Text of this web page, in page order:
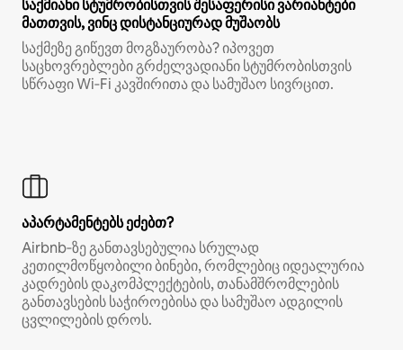
საქმიანი სტუმრობისთვის შესაფერისი ვარიანტები
მათთვის, ვინც დისტანციურად მუშაობს
საქმეზე გიწევთ მოგზაურობა? იპოვეთ
საცხოვრებლები გრძელვადიანი სტუმრობისთვის
სწრაფი Wi‑Fi კავშირითა და სამუშაო სივრცით.
აპარტამენტებს ეძებთ?
Airbnb‑ზე განთავსებულია სრულად
კეთილმოწყობილი ბინები, რომლებიც იდეალურია
კადრების დაკომპლექტების, თანამშრომლების
განთავსების საჭიროებისა და სამუშაო ადგილის
ცვლილების დროს.